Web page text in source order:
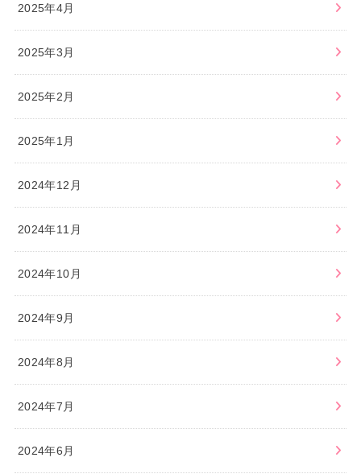
2025年4月
2025年3月
2025年2月
2025年1月
2024年12月
2024年11月
2024年10月
2024年9月
2024年8月
2024年7月
2024年6月